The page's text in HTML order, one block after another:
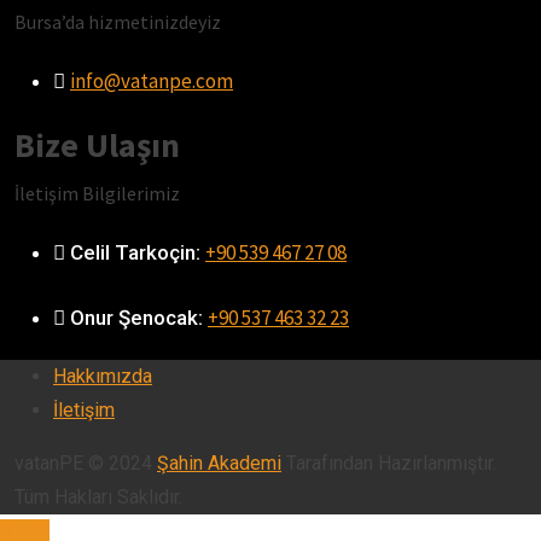
Bursa’da hizmetinizdeyiz
info@vatanpe.com
Bize Ulaşın
İletişim Bilgilerimiz
Celil Tarkoçin:ㅤ +90 539 467 27 08
Onur Şenocak:‎‎‎‎ㅤ +90 537 463 32 23
Hakkımızda
İletişim
Şahin Akademi